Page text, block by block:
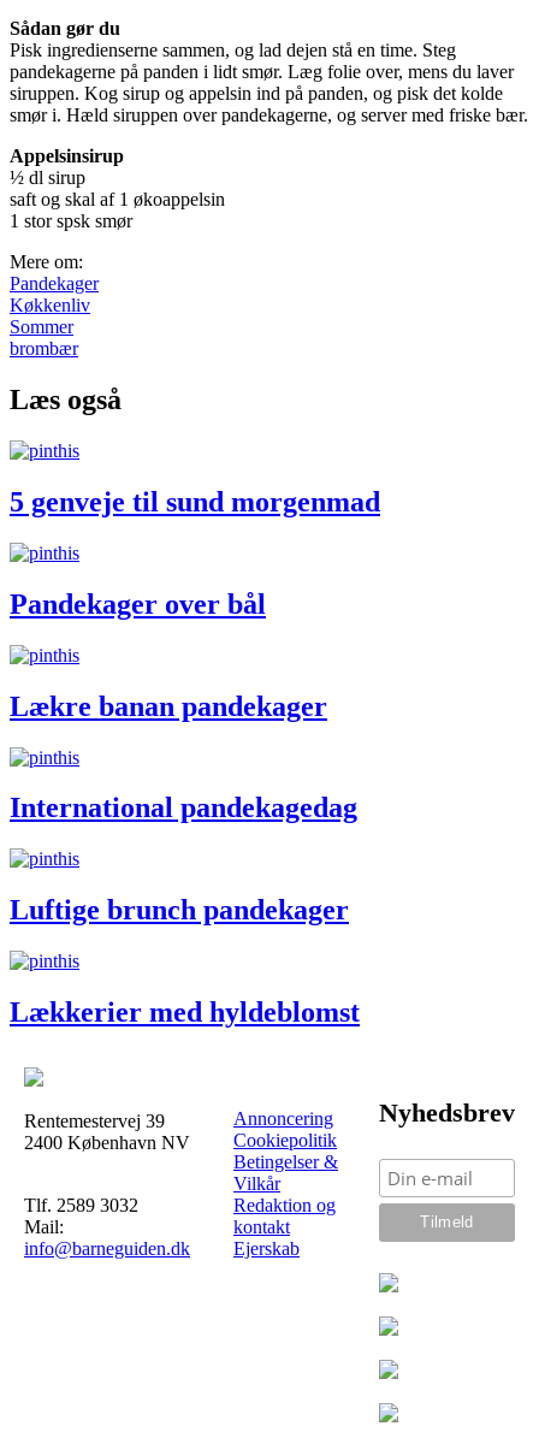
Sådan gør du
Pisk ingredienserne sammen, og lad dejen stå en time. Steg
pandekagerne på panden i lidt smør. Læg folie over, mens du laver
siruppen. Kog sirup og appelsin ind på panden, og pisk det kolde
smør i. Hæld siruppen over pandekagerne, og server med friske bær.
Appelsinsirup
½ dl sirup
saft og skal af 1 økoappelsin
1 stor spsk smør
Mere om:
Pandekager
Køkkenliv
Sommer
brombær
Læs også
5 genveje til sund morgenmad
Pandekager over bål
Lækre banan pandekager
International pandekagedag
Luftige brunch pandekager
Lækkerier med hyldeblomst
Rentemestervej 39
2400 København NV
Tlf. 2589 3032
Mail:
info@barneguiden.dk
Annoncering
Cookiepolitik
Betingelser &
Vilkår
Redaktion og
kontakt
Ejerskab
Nyhedsbrev